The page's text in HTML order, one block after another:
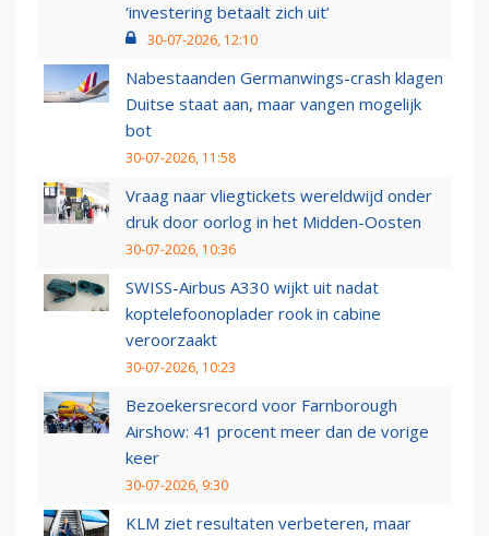
‘investering betaalt zich uit’
30-07-2026, 12:10
Nabestaanden Germanwings-crash klagen
Duitse staat aan, maar vangen mogelijk
bot
30-07-2026, 11:58
Vraag naar vliegtickets wereldwijd onder
druk door oorlog in het Midden-Oosten
30-07-2026, 10:36
SWISS-Airbus A330 wijkt uit nadat
koptelefoonoplader rook in cabine
veroorzaakt
30-07-2026, 10:23
Bezoekersrecord voor Farnborough
Airshow: 41 procent meer dan de vorige
keer
30-07-2026, 9:30
KLM ziet resultaten verbeteren, maar